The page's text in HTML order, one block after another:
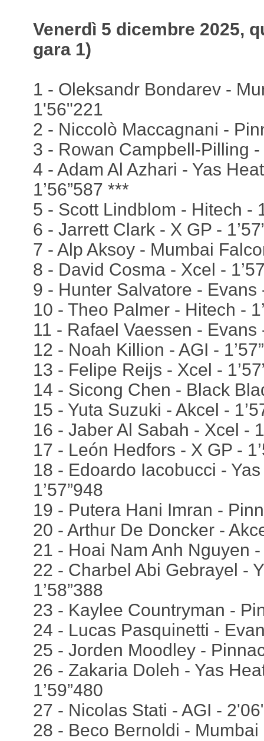
Venerdì 5 dicembre 2025,
gara 1)
1 - Oleksandr Bondarev -
1'56"221
2 - Niccolò Maccagnani -
3 - Rowan Campbell-Pilling -
4 - Adam Al Azhari - Yas
1’56”587 ***
5 - Scott Lindblom - Hitech -
6 - Jarrett Clark - X GP -
7 - Alp Aksoy - Mumbai
8 - David Cosma - Xcel -
9 - Hunter Salvatore - Evans
10 - Theo Palmer - Hitech -
11 - Rafael Vaessen - Evans
12 - Noah Killion - AGI -
13 - Felipe Reijs - Xcel -
14 - Sicong Chen - Black
15 - Yuta Suzuki - Akcel -
16 - Jaber Al Sabah - Xcel -
17 - León Hedfors - X GP -
18 - Edoardo Iacobucci -
1’57”948
19 - Putera Hani Imran -
20 - Arthur De Doncker -
21 - Hoai Nam Anh Nguyen
22 - Charbel Abi Gebrayel -
1’58”388
23 - Kaylee Countryman -
24 - Lucas Pasquinetti -
25 - Jorden Moodley -
26 - Zakaria Doleh - Yas
1’59”480
27 - Nicolas Stati - AGI -
28 - Beco Bernoldi - Mumbai